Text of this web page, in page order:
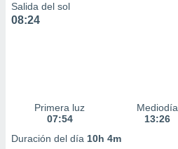
1199
Salida del sol
08:24
Primera luz
07:54
Mediodía
13:26
Duración del día 10h 4m